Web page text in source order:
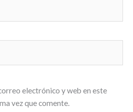
electrónico y web en este
vez que comente.